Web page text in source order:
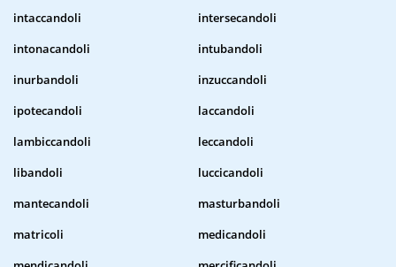
intaccandoli
intersecandoli
intonacandoli
intubandoli
inurbandoli
inzuccandoli
ipotecandoli
laccandoli
lambiccandoli
leccandoli
libandoli
luccicandoli
mantecandoli
masturbandoli
matricoli
medicandoli